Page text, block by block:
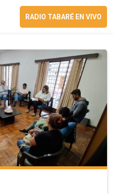
RADIO TABARÉ EN VIVO